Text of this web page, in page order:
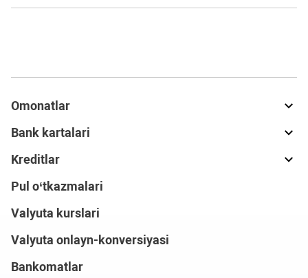
Omonatlar
Bank kartalari
Kreditlar
Pul o‘tkazmalari
Valyuta kurslari
Valyuta onlayn-konversiyasi
Bankomatlar